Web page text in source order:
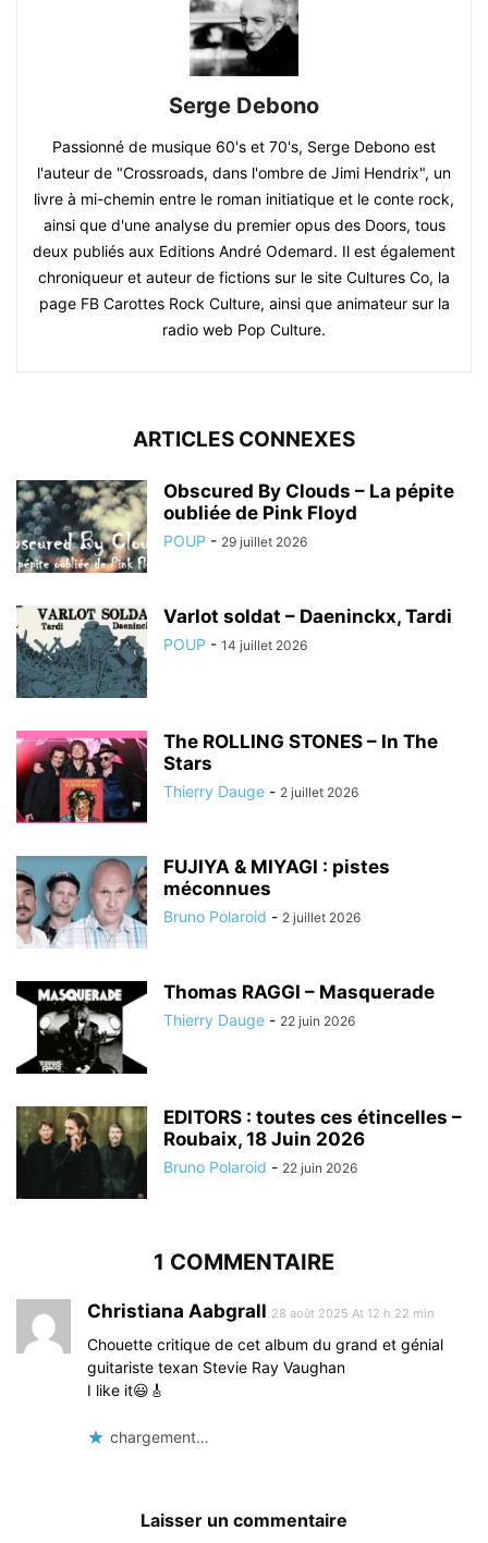
Serge Debono
Passionné de musique 60's et 70's, Serge Debono est
l'auteur de "Crossroads, dans l'ombre de Jimi Hendrix", un
livre à mi-chemin entre le roman initiatique et le conte rock,
ainsi que d'une analyse du premier opus des Doors, tous
deux publiés aux Editions André Odemard. Il est également
chroniqueur et auteur de fictions sur le site Cultures Co, la
page FB Carottes Rock Culture, ainsi que animateur sur la
radio web Pop Culture.
ARTICLES CONNEXES
Obscured By Clouds – La pépite
oubliée de Pink Floyd
POUP - 29 juillet 2026
Varlot soldat – Daeninckx, Tardi
POUP - 14 juillet 2026
The ROLLING STONES – In The
Stars
Thierry Dauge - 2 juillet 2026
FUJIYA & MIYAGI : pistes
méconnues
Bruno Polaroid - 2 juillet 2026
Thomas RAGGI – Masquerade
Thierry Dauge - 22 juin 2026
EDITORS : toutes ces étincelles –
Roubaix, 18 Juin 2026
Bruno Polaroid - 22 juin 2026
1 COMMENTAIRE
Christiana Aabgrall 28 août 2025 At 12 h 22 min
Chouette critique de cet album du grand et génial
guitariste texan Stevie Ray Vaughan
I like it😃🎸
chargement…
Laisser un commentaire